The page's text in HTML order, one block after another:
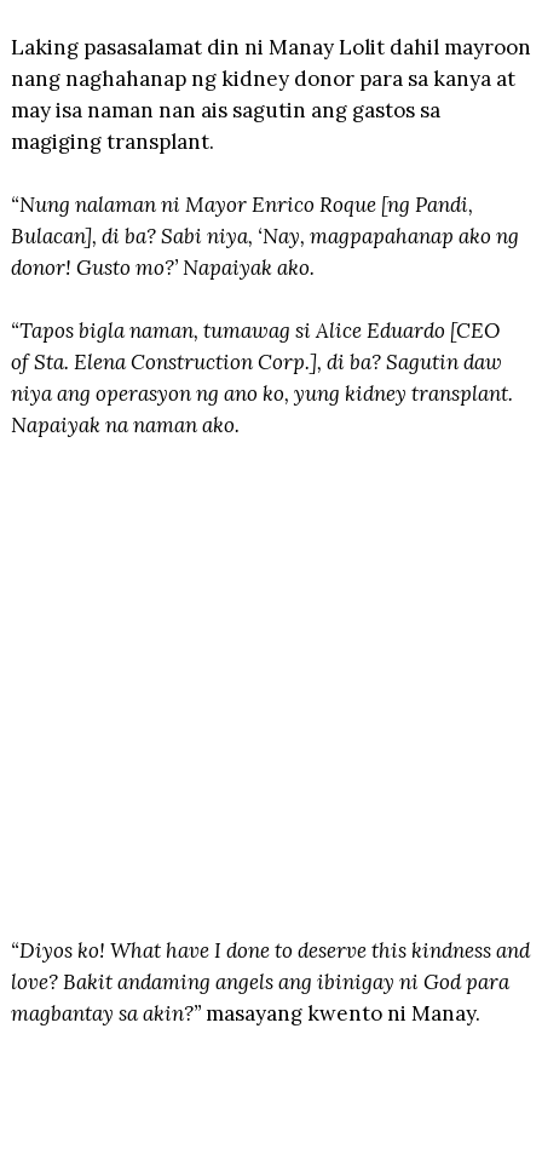
Laking pasasalamat din ni Manay Lolit dahil mayroon
nang naghahanap ng kidney donor para sa kanya at
may isa naman nan ais sagutin ang gastos sa
magiging transplant.
“Nung nalaman ni Mayor Enrico Roque [ng Pandi,
Bulacan], di ba? Sabi niya, ‘Nay, magpapahanap ako ng
donor! Gusto mo?’ Napaiyak ako.
“Tapos bigla naman, tumawag si Alice Eduardo [CEO
of Sta. Elena Construction Corp.], di ba? Sagutin daw
niya ang operasyon ng ano ko, yung kidney transplant.
Napaiyak na naman ako.
“Diyos ko! What have I done to deserve this kindness and
love? Bakit andaming angels ang ibinigay ni God para
magbantay sa akin?”masayang kwento ni Manay.